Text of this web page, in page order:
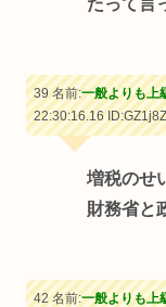
39 名前:一般よりも上
22:30:16.16
増税のせ
財務省と
42 名前:一般よりも上